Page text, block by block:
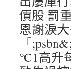
價股 罰
恩謝淚
「
℃1高升